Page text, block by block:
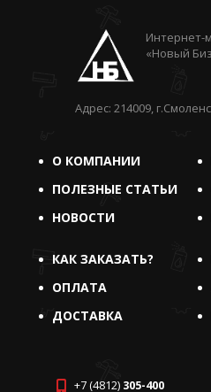
Интернет-
«Новый
Адрес: 214009,
О КОМПАНИИ
ПОЛЕЗНЫЕ СТАТЬИ
НОВОСТИ
КАК ЗАКАЗАТЬ?
ОПЛАТА
ДОСТАВКА
+7 (4812) 305-400